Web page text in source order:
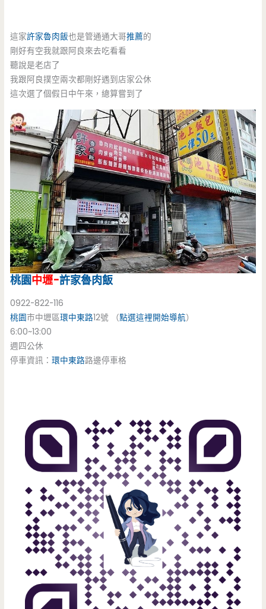
這家許家魯肉飯也是管通通大哥推薦的
剛好有空我就跟阿良來去吃看看
聽說是老店了
我跟阿良撲空兩次都剛好遇到店家公休
這次選了個假日中午來，總算嘗到了
桃園中壢-許家魯肉飯
0922-822-116
桃園市中壢區環中東路12號 （點選這裡開始導航）
6:00~13:00
週四公休
停車資訊：環中東路路邊停車格